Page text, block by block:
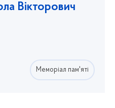
Вікторович
Меморіал пам'яті